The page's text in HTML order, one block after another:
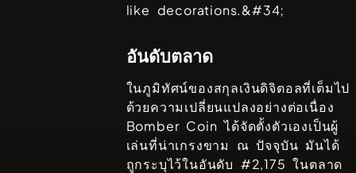
like decorations.&#34;
อันดับตลาด
ในภูมิทัศน์ของสกุลเงินดิจิตอลที่เต็มไป
ด้วยความเปลี่ยนแปลงอย่างต่อเนื่อง
Bomber Coin ได้จัดตั้งตัวเองเป็นผู้
เล่นที่น่าเกรงขาม ณ ปัจจุบัน มันได้
ถูกระบุไว้ในอันดับ #2,175 ในตลาด